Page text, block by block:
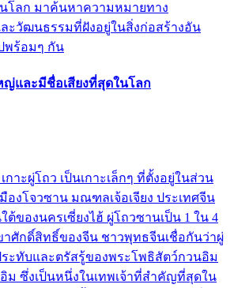
โลก มาค้นหาความหมายทาง
ะวัฒนธรรมที่ฝังอยู่ในสิ่งก่อสร้างอัน
พร้อมๆ กัน
ญ่และมีชื่อเสียงที่สุดในโลก
กาะผู่โถว เป็นเกาะเล็กๆ ที่ตั้งอยู่ในส่วน
องโจวซาน มณฑลเจ้อเจียง ประเทศจีน
ต้ของนครเซี่ยงไฮ้ ผู่โถวซานเป็น 1 ใน 4
ศักดิ์สิทธิ์ของจีน ชาวพุทธจีนเชื่อกันว่าผู่
ะทับและตรัสรู้ของพระโพธิสัตว์กวนอิม
ม ซึ่งเป็นหนึ่งในเทพเจ้าที่สำคัญที่สุดใน